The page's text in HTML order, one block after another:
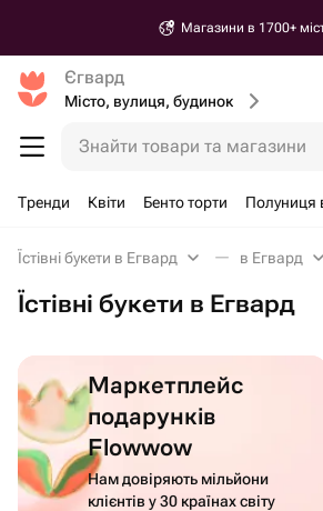
Магазини в 1700+
Єгвард
Місто, вулиця, будинок
Знайти товари та магазини
Тренди Квіти Бенто торти Полуниця
Їстівні букети в Егвард в Егвард
Їстівні букети в Егвард
Маркетплейс
подарунків
Flowwow
Нам довіряють мільйони
клієнтів у 30 країнах світу